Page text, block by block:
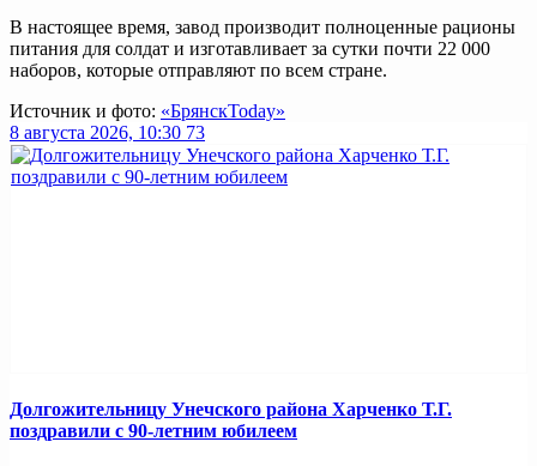
В настоящее время, завод производит полноценные рационы
питания для солдат и изготавливает за сутки почти 22 000
наборов, которые отправляют по всем стране.
Источник и фото: «БрянскToday»
8 августа 2026, 10:30 73
Долгожительницу Унечского района Харченко Т.Г.
поздравили с 90-летним юбилеем